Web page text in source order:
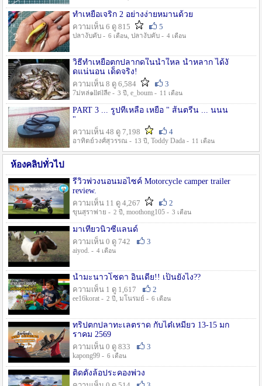
ทำเหยื่อเจริก 2 อย่างง่ายหมานด้วย
ความเห็น 6 ดู 815
5
ปลางับคับ - 6 เดือน, ปลางับคับ - 4 เดือน
วิธีทำเหยื่อตกปลากดในน้ำใหล น้ำหลาก ได้งั
ดแน่นอน เด็ดจริง!
ความเห็น 8 ดู 6,584
3
7ม่หล่๑llต่lลีe - 3 ปี , e_boum - 11 เดือน
PART 3 ... รูปที่เหลือ เหยื่อ " ส้นตรีน ... นนน
"
ความเห็น 48 ดู 7,198
4
อาทิตย์วงศ์สุวรรณ - 13 ปี , Toddy Dada - 11 เดือน
ห้องคลิปทั่วไป
รีวิวพ่วงนอนมอไซค์ Motorcycle camper trailer
review.
ความเห็น 11 ดู 4,267
2
ขุนสุราพ่าย - 2 ปี , moothong105 - 3 เดือน
มาเที่ยวนิวซีแลนด์
ความเห็น 0 ดู 742
3
aiyod. - 4 เดือน
น้ำมะนาวโซดา อินเดีย!! เป็นยังไง??
ความเห็น 1 ดู 1,617
2
ee16korat - 2 ปี , มโนรมย์ - 6 เดือน
ทริปตกปลาทะเลตราด กับไต๋เหมี่ยว 13-15 มก
ราคม 2569
ความเห็น 0 ดู 833
3
kapong99 - 6 เดือน
ติดตั้งล้อประคองพ่วง